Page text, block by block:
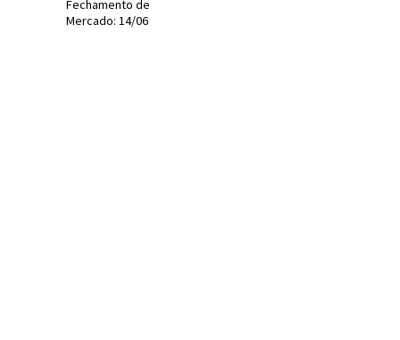
Fechamento de
Mercado: 14/06